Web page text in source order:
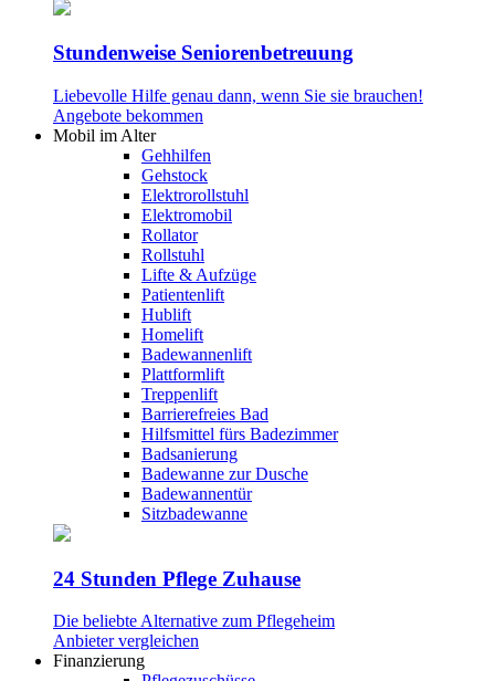
Stundenweise Seniorenbetreuung
Liebevolle Hilfe genau dann, wenn Sie sie brauchen!
Angebote bekommen
Mobil im Alter
Gehhilfen
Gehstock
Elektrorollstuhl
Elektromobil
Rollator
Rollstuhl
Lifte & Aufzüge
Patientenlift
Hublift
Homelift
Badewannenlift
Plattformlift
Treppenlift
Barrierefreies Bad
Hilfsmittel fürs Badezimmer
Badsanierung
Badewanne zur Dusche
Badewannentür
Sitzbadewanne
24 Stunden Pflege Zuhause
Die beliebte Alternative zum Pflegeheim
Anbieter vergleichen
Finanzierung